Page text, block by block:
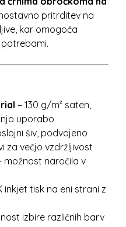
pritrditev na
kar omogoča
– 130 g/m² saten,
uporabo
šiv, podvojeno
za večjo vzdržljivost
možnost naročila v
inkjet tisk na eni strani z
izbire različnih barv